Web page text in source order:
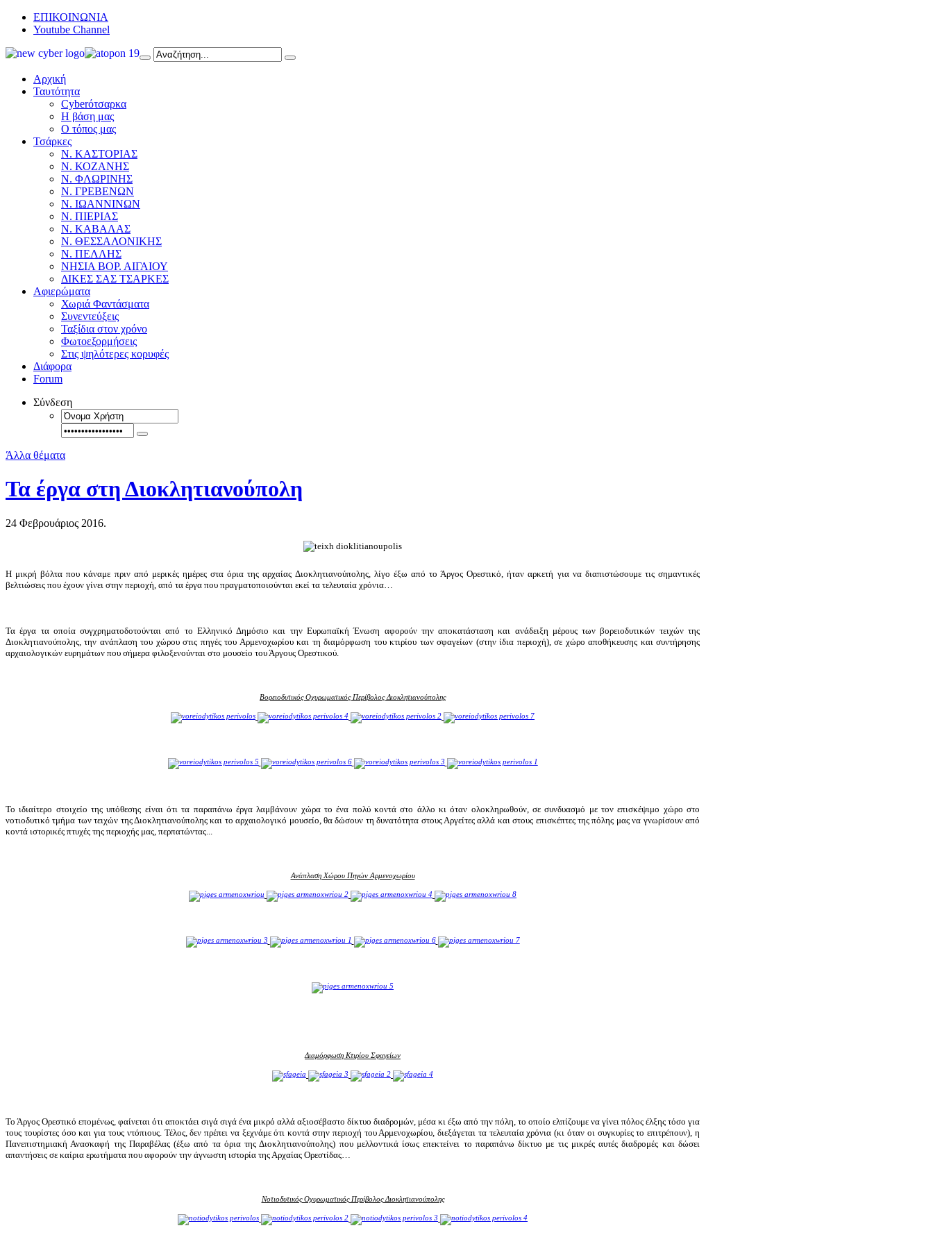
ΕΠΙΚΟΙΝΩΝΙΑ
Youtube Channel
Αρχική
Ταυτότητα
Cyberότσαρκα
Η βάση μας
Ο τόπος μας
Τσάρκες
Ν. ΚΑΣΤΟΡΙΑΣ
Ν. ΚΟΖΑΝΗΣ
Ν. ΦΛΩΡΙΝΗΣ
Ν. ΓΡΕΒΕΝΩΝ
Ν. ΙΩΑΝΝΙΝΩΝ
Ν. ΠΙΕΡΙΑΣ
Ν. ΚΑΒΑΛΑΣ
Ν. ΘΕΣΣΑΛΟΝΙΚΗΣ
Ν. ΠΕΛΛΗΣ
ΝΗΣΙΑ ΒΟΡ. ΑΙΓΑΙΟΥ
ΔΙΚΕΣ ΣΑΣ ΤΣΑΡΚΕΣ
Αφιερώματα
Χωριά Φαντάσματα
Συνεντεύξεις
Ταξίδια στον χρόνο
Φωτοεξορμήσεις
Στις ψηλότερες κορυφές
Διάφορα
Forum
Σύνδεση
Άλλα θέματα
Τα έργα στη Διοκλητιανούπολη
24 Φεβρουάριος 2016.
Η μικρή βόλτα που κάναμε πριν από μερικές ημέρες στα όρια της αρχαίας Διοκλητιανούπολης, λίγο έξω από το Άργος Ορεστικό, ήταν αρκετή για να διαπιστώσουμε τις σημαντικές
βελτιώσεις που έχουν γίνει στην περιοχή, από τα έργα που πραγματοποιούνται εκεί τα τελευταία χρόνια…
Τα έργα τα οποία συγχρηματοδοτούνται από το Ελληνικό Δημόσιο και την Ευρωπαϊκή Ένωση αφορούν την αποκατάσταση και ανάδειξη μέρους των βορειοδυτικών τειχών της
Διοκλητιανούπολης, την ανάπλαση του χώρου στις πηγές του Αρμενοχωρίου και τη διαμόρφωση του κτιρίου των σφαγείων (στην ίδια περιοχή), σε χώρο αποθήκευσης και συντήρησης
αρχαιολογικών ευρημάτων που σήμερα φιλοξενούνται στο μουσείο του Άργους Ορεστικού.
Βορειοδυτικός Οχυρωματικός Περίβολος Διοκλητιανούπολης
Το ιδιαίτερο στοιχείο της υπόθεσης είναι ότι τα παραπάνω έργα λαμβάνουν χώρα το ένα πολύ κοντά στο άλλο κι όταν ολοκληρωθούν, σε συνδυασμό με τον επισκέψιμο χώρο στο
νοτιοδυτικό τμήμα των τειχών της Διοκλητιανούπολης και το αρχαιολογικό μουσείο, θα δώσουν τη δυνατότητα στους Αργείτες αλλά και στους επισκέπτες της πόλης μας να γνωρίσουν από
κοντά ιστορικές πτυχές της περιοχής μας, περπατώντας...
Ανάπλαση Χώρου Πηγών Αρμενοχωρίου
Διαμόρφωση Κτιρίου Σφαγείων
Το Άργος Ορεστικό επομένως, φαίνεται ότι αποκτάει σιγά σιγά ένα μικρό αλλά αξιοσέβαστο δίκτυο διαδρομών, μέσα κι έξω από την πόλη, το οποίο ελπίζουμε να γίνει πόλος έλξης τόσο για
τους τουρίστες όσο και για τους ντόπιους. Τέλος, δεν πρέπει να ξεχνάμε ότι κοντά στην περιοχή του Αρμενοχωρίου, διεξάγεται τα τελευταία χρόνια (κι όταν οι συγκυρίες το επιτρέπουν), η
Πανεπιστημιακή Ανασκαφή της Παραβέλας (έξω από τα όρια της Διοκλητιανούπολης) που μελλοντικά ίσως επεκτείνει το παραπάνω δίκτυο με τις μικρές αυτές διαδρομές και δώσει
απαντήσεις σε καίρια ερωτήματα που αφορούν την άγνωστη ιστορία της Αρχαίας Ορεστίδας…
Νοτιοδυτικός Οχυρωματικός Περίβολος Διοκλητιανούπολης